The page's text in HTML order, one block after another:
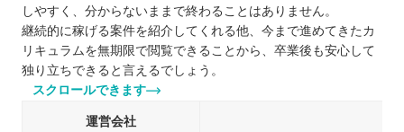
しやすく、分からないままで終わることはありません。
継続的に稼げる案件を紹介してくれる他、今まで進めてきたカ
リキュラムを無期限で閲覧できることから、卒業後も安心して
独り立ちできると言えるでしょう。
スクロールできます
運営会社